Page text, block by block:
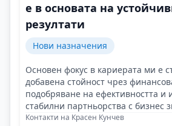
е в основата на
резултати
Нови назначения
Основен фокус в кариерата ми е
добавена стойност чрез
подобряване на ефективността и
стабилни партньорства с бизнес
Контакти на Красен Кунчев